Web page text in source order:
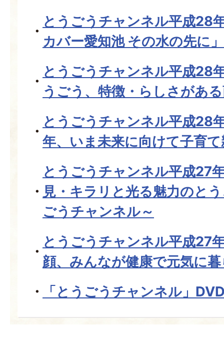
とうごうチャンネル平成28
カバー愛知池 その水の先に」
とうごうチャンネル平成28
うごう、特徴・らしさがあ
とうごうチャンネル平成28
年、いま未来に向けて子育
とうごうチャンネル平成27
見・キラリと光る魅力のと
ごうチャンネル～
とうごうチャンネル平成27
顔、みんなが健康で元気に
「とうごうチャンネル」